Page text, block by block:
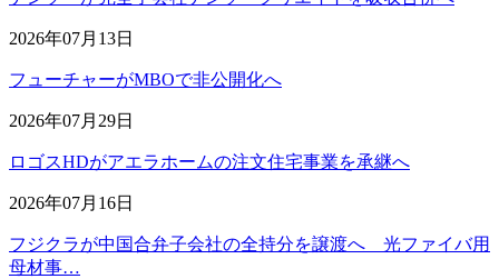
2026年07月13日
フューチャーがMBOで非公開化へ
2026年07月29日
ロゴスHDがアエラホームの注文住宅事業を承継へ
2026年07月16日
フジクラが中国合弁子会社の全持分を譲渡へ 光ファイバ用
母材事…